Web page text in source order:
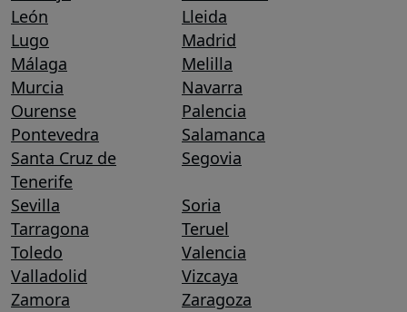
León
Lleida
Lugo
Madrid
Málaga
Melilla
Murcia
Navarra
Ourense
Palencia
Pontevedra
Salamanca
Santa Cruz de
Tenerife
Segovia
Sevilla
Soria
Tarragona
Teruel
Toledo
Valencia
Valladolid
Vizcaya
Zamora
Zaragoza